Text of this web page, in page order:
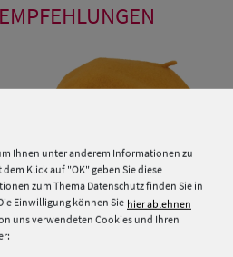
Ihnen unter anderem Informationen zu
Klick auf "OK" geben Sie diese
zum Thema Datenschutz finden Sie in
Einwilligung können Sie hier ablehnen
uns verwendeten Cookies und Ihren